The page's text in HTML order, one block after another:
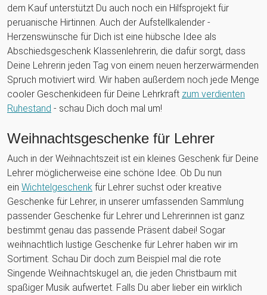
dem Kauf unterstützt Du auch noch ein Hilfsprojekt für
peruanische Hirtinnen. Auch der Aufstellkalender -
Herzenswünsche für Dich ist eine hübsche Idee als
Abschiedsgeschenk Klassenlehrerin, die dafür sorgt, dass
Deine Lehrerin jeden Tag von einem neuen herzerwärmenden
Spruch motiviert wird. Wir haben außerdem noch jede Menge
cooler Geschenkideen für Deine Lehrkraft zum verdienten
Ruhestand - schau Dich doch mal um!
Weihnachtsgeschenke für Lehrer
Auch in der Weihnachtszeit ist ein kleines Geschenk für Deine
Lehrer möglicherweise eine schöne Idee. Ob Du nun
ein Wichtelgeschenk für Lehrer suchst oder kreative
Geschenke für Lehrer, in unserer umfassenden Sammlung
passender Geschenke für Lehrer und Lehrerinnen ist ganz
bestimmt genau das passende Präsent dabei! Sogar
weihnachtlich lustige Geschenke für Lehrer haben wir im
Sortiment. Schau Dir doch zum Beispiel mal die rote
Singende Weihnachtskugel an, die jeden Christbaum mit
spaßiger Musik aufwertet. Falls Du aber lieber ein wirklich